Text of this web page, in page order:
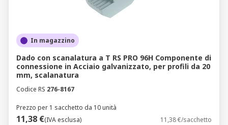
In magazzino
Dado con scanalatura a T RS PRO 96H Componente di
connessione in Acciaio galvanizzato, per profili da 20
mm, scalanatura
Codice RS 276-8167
Prezzo per 1 sacchetto da 10 unità
11,38 €(IVA esclusa) 11,38 €/sacchetto